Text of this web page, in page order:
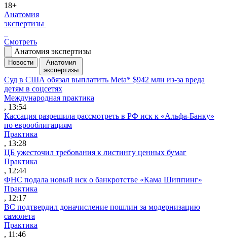
18+
Анатомия
экспертизы
Смотреть
Анатомия экспертизы
Новости
Анатомия
экспертизы
Суд в США обязал выплатить Meta* $942 млн из-за вреда
детям в соцсетях
Международная практика
, 13:54
Кассация разрешила рассмотреть в РФ иск к «Альфа-Банку»
по еврооблигациям
Практика
, 13:28
ЦБ ужесточил требования к листингу ценных бумаг
Практика
, 12:44
ФНС подала новый иск о банкротстве «Кама Шиппинг»
Практика
, 12:17
ВС подтвердил доначисление пошлин за модернизацию
самолета
Практика
, 11:46